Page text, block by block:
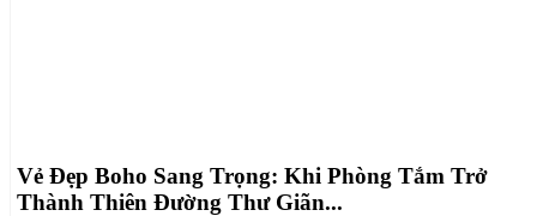
Vẻ Đẹp Boho Sang Trọng: Khi Phòng Tắm Trở
Thành Thiên Đường Thư Giãn...